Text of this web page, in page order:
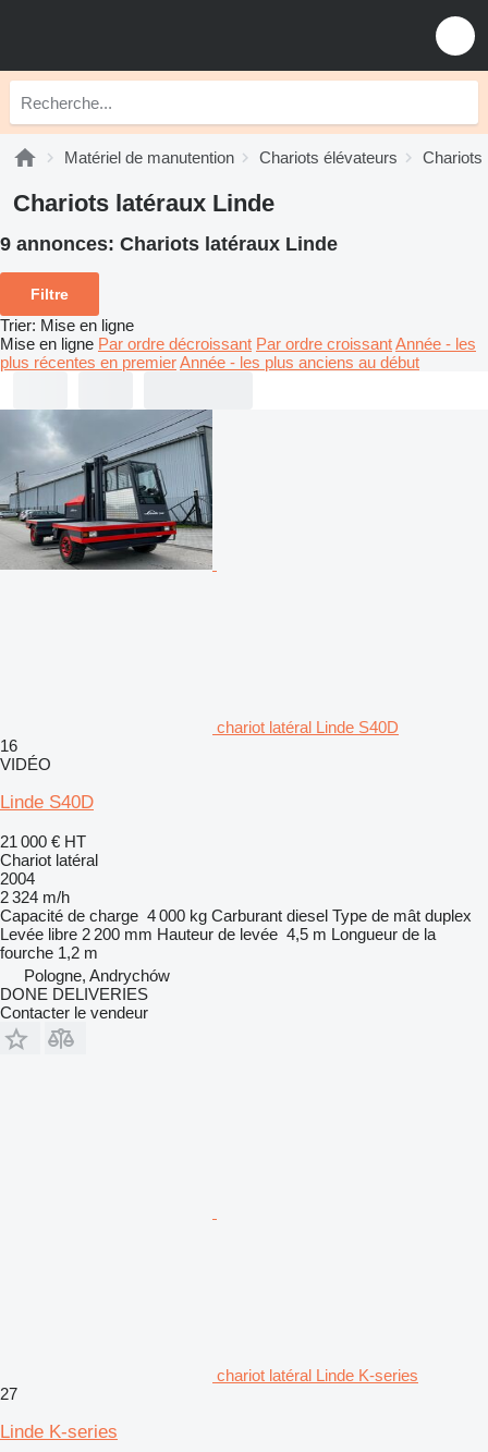
Matériel de manutention Chariots élévateurs Chariots
Chariots latéraux Linde
9 annonces: Chariots latéraux Linde
Filtre
Trier: Mise en ligne
Mise en ligne Par ordre décroissant Par ordre croissantAnnée - les
plus récentes en premierAnnée - les plus anciens au début
chariot latéral Linde S40D
16
VIDÉO
Linde S40D
21 000 € HT
Chariot latéral
2004
2 324 m/h
Capacité de charge 4 000 kg Carburant diesel Type de mât duplex
Levée libre 2 200 mm Hauteur de levée 4,5 m Longueur de la
fourche 1,2 m
Pologne, Andrychów
DONE DELIVERIES
Contacter le vendeur
chariot latéral Linde K-series
27
Linde K-series